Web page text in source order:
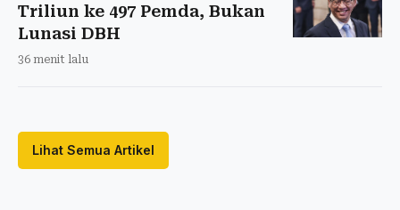
Triliun ke 497 Pemda, Bukan
Lunasi DBH
36 menit lalu
Lihat Semua Artikel